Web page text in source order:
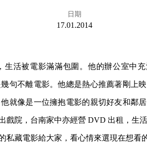
日期
17.01.2014
生活被電影滿滿包圍。他的辦公室中
句不離電影。他總是熱心推薦著剛上
就像是一位擁抱電影的親切好友和鄰
戲院，台南家中亦經營 DVD 出租，生
藏電影給大家，看心情來選現在想看